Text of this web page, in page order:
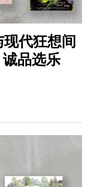
代狂想间
品选乐